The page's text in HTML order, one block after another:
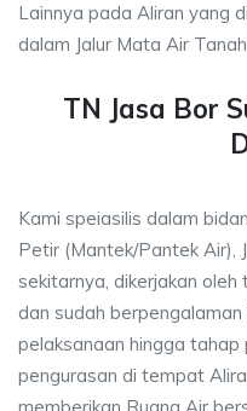
Lainnya pada Aliran yang
dalam Jalur Mata Air
TN Jasa Bor
Kami speiasilis dalam
Petir (Mantek/Pantek Air),
sekitarnya, dikerjakan oleh
dan sudah
pelaksanaan hingga tahap
pengurasan di tempat